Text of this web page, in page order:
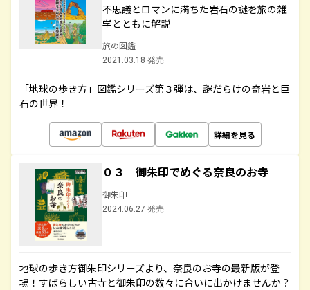
不思議とロマンに満ちた岩石の謎を旅の雑
学とともに解説
旅の図鑑
2021.03.18 発売
「地球の歩き方」図鑑シリーズ第３弾は、謎だらけの奇岩と巨
石の世界！
詳細を見る
０３ 御朱印でめぐる奈良のお寺
御朱印
2024.06.27 発売
地球の歩き方御朱印シリーズより、奈良のお寺の最新版が登
場！すばらしい古寺と御朱印の数々に合いに出かけませんか？